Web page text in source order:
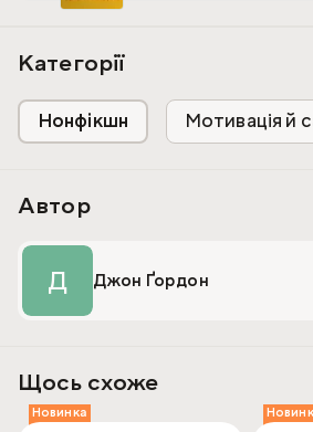
саморозвиток, піклується про сім'ю і
Категорії
Нонфікшн Мотивація й
Автор
Д Джон Ґордон
Щось схоже
Новинка